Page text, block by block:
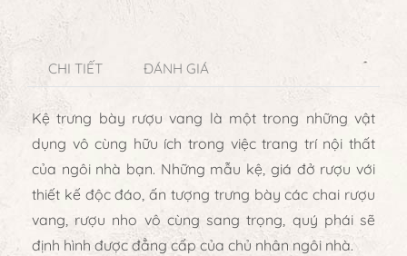
CHI TIẾT ĐÁNH GIÁ
Kệ trưng bày rượu vang là một trong những vật
dụng vô cùng hữu ích trong việc trang trí nội thất
của ngôi nhà bạn. Những mẫu kệ, giá đở rượu với
thiết kế độc đáo, ấn tượng trưng bày các chai rượu
vang, rượu nho vô cùng sang trọng, quý phái sẽ
định hình được đẳng cấp của chủ nhân ngôi nhà.